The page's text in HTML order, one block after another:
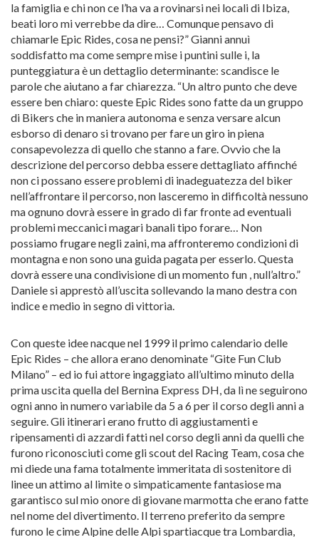
la famiglia e chi non ce l’ha va a rovinarsi nei locali di Ibiza,
beati loro mi verrebbe da dire… Comunque pensavo di
chiamarle Epic Rides, cosa ne pensi?” Gianni annuì
soddisfatto ma come sempre mise i puntini sulle i, la
punteggiatura è un dettaglio determinante: scandisce le
parole che aiutano a far chiarezza. “Un altro punto che deve
essere ben chiaro: queste Epic Rides sono fatte da un gruppo
di Bikers che in maniera autonoma e senza versare alcun
esborso di denaro si trovano per fare un giro in piena
consapevolezza di quello che stanno a fare. Ovvio che la
descrizione del percorso debba essere dettagliato affinché
non ci possano essere problemi di inadeguatezza del biker
nell’affrontare il percorso, non lasceremo in difficoltà nessuno
ma ognuno dovrà essere in grado di far fronte ad eventuali
problemi meccanici magari banali tipo forare… Non
possiamo frugare negli zaini, ma affronteremo condizioni di
montagna e non sono una guida pagata per esserlo. Questa
dovrà essere una condivisione di un momento fun , null’altro.”
Daniele si apprestò all’uscita sollevando la mano destra con
indice e medio in segno di vittoria.
Con queste idee nacque nel 1999 il primo calendario delle
Epic Rides – che allora erano denominate “Gite Fun Club
Milano” – ed io fui attore ingaggiato all’ultimo minuto della
prima uscita quella del Bernina Express DH, da lì ne seguirono
ogni anno in numero variabile da 5 a 6 per il corso degli anni a
seguire. Gli itinerari erano frutto di aggiustamenti e
ripensamenti di azzardi fatti nel corso degli anni da quelli che
furono riconosciuti come gli scout del Racing Team, cosa che
mi diede una fama totalmente immeritata di sostenitore di
linee un attimo al limite o simpaticamente fantasiose ma
garantisco sul mio onore di giovane marmotta che erano fatte
nel nome del divertimento. Il terreno preferito da sempre
furono le cime Alpine delle Alpi spartiacque tra Lombardia,